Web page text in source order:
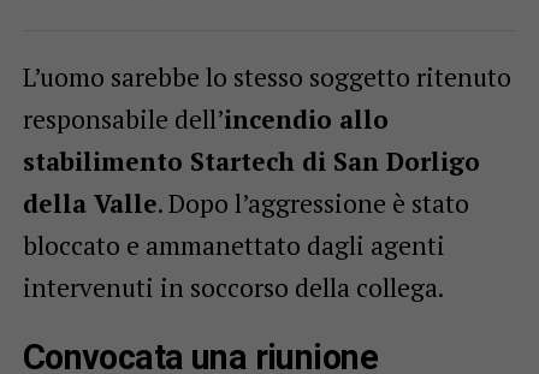
L’uomo sarebbe lo stesso soggetto ritenuto
responsabile dell’incendio allo
stabilimento Startech di San Dorligo
della Valle. Dopo l’aggressione è stato
bloccato e ammanettato dagli agenti
intervenuti in soccorso della collega.
Convocata una riunione